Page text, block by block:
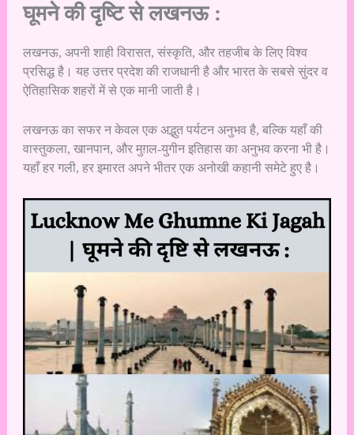
घूमने की दृष्टि से लखनऊ :
लखनऊ, अपनी शाही विरासत, संस्कृति, और तहजीब के लिए विश्व
प्रसिद्ध है। यह उत्तर प्रदेश की राजधानी है और भारत के सबसे सुंदर व
ऐतिहासिक शहरों में से एक मानी जाती है।
लखनऊ का सफर न केवल एक अद्भुत पर्यटन अनुभव है, बल्कि यहाँ की
वास्तुकला, खानपान, और मुग़ल-युगीन इतिहास का अनुभव करना भी है।
यहाँ हर गली, हर इमारत अपने भीतर एक अनोखी कहानी समेटे हुए है।